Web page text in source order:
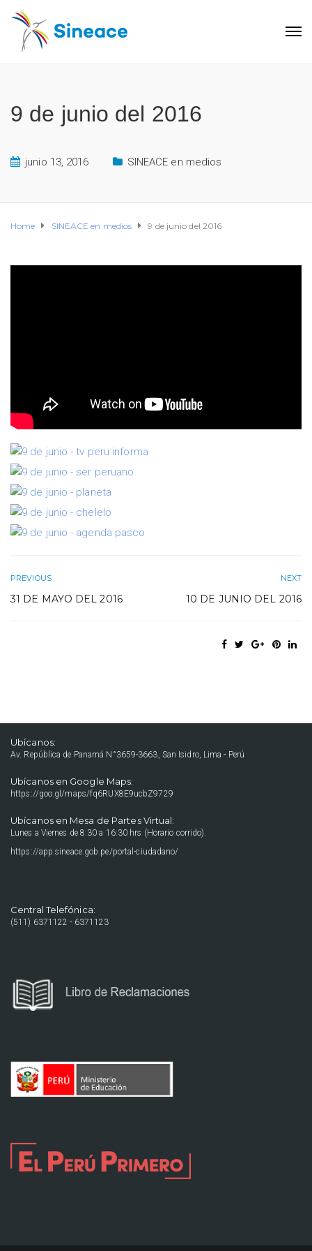
9 de junio del 2016
junio 13, 2016 SINEACE en medios
Home SINEACE en medios 9 de junio del 2016
PREVIOUS
31 DE MAYO DEL 2016
NEXT
10 DE JUNIO DEL 2016
Ubícanos:
Av. República de Panamá N°3659-3663, San Isidro, Lima - Perú
Ubícanos en Google Maps:
https://goo.gl/maps/fq6RUX8E9ucbZ9729
Ubícanos en Mesa de Partes Virtual:
Lunes a Viernes de 8:30 a 16:30 hrs (Horario corrido).
https://app.sineace.gob.pe/portal-ciudadano/
Central Telefónica:
(511) 6371122 - 6371123